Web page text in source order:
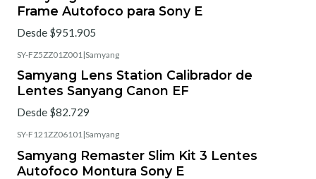
Frame Autofoco para Sony E
Desde $951.905
SY-FZ5ZZ01Z001|Samyang
Samyang Lens Station Calibrador de
Lentes Sanyang Canon EF
Desde $82.729
SY-F121ZZ06101|Samyang
Samyang Remaster Slim Kit 3 Lentes
Autofoco Montura Sony E